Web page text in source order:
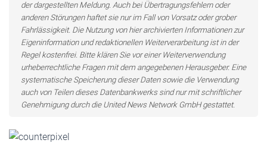
der dargestellten Meldung. Auch bei Übertragungsfehlern oder
anderen Störungen haftet sie nur im Fall von Vorsatz oder grober
Fahrlässigkeit. Die Nutzung von hier archivierten Informationen zur
Eigeninformation und redaktionellen Weiterverarbeitung ist in der
Regel kostenfrei. Bitte klären Sie vor einer Weiterverwendung
urheberrechtliche Fragen mit dem angegebenen Herausgeber. Eine
systematische Speicherung dieser Daten sowie die Verwendung
auch von Teilen dieses Datenbankwerks sind nur mit schriftlicher
Genehmigung durch die United News Network GmbH gestattet.